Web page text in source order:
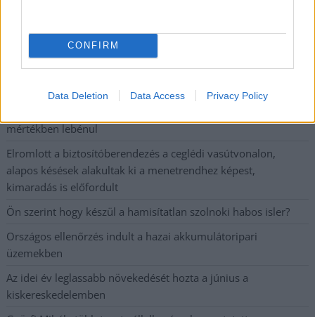
CONFIRM
Data Deletion Data Access Privacy Policy
A SZOL24 legfrissebb 24 cikke
Szolnokon egy kulcsfontosságú körforgalmat részlegesen
mértékben lebénul
Elromlott a biztosítóberendezés a ceglédi vasútvonalon,
alapos késések alakultak ki a menetrendhez képest,
kimaradás is előfordult
Ön szerint hogy készül a hamisítatlan szolnoki habos isler?
Országos ellenőrzés indult a hazai akkumulátoripari
üzemekben
Az idei év leglassabb növekedését hozta a június a
kiskereskedelemben